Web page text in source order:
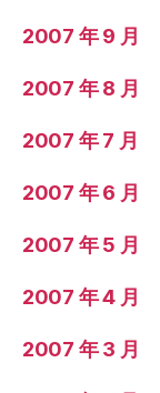
2007 年 9 月
2007 年 8 月
2007 年 7 月
2007 年 6 月
2007 年 5 月
2007 年 4 月
2007 年 3 月